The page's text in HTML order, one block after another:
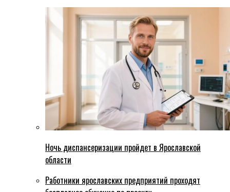
Ночь диспансеризации пройдет в Ярославской
области
Работники ярославских предприятий проходят